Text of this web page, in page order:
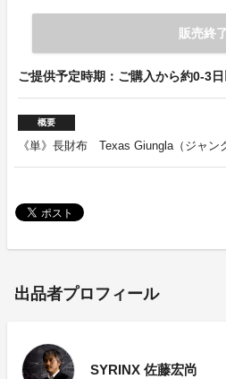
販売終了
ご提供予定時期：ご購入から約0-3
概要
《単》長財布 Texas Giungla（ジャン
出品者プロフィール
SYRINX 佐藤宏尚